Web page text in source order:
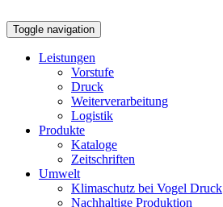
Toggle navigation
Leistungen
Vorstufe
Druck
Weiterverarbeitung
Logistik
Produkte
Kataloge
Zeitschriften
Umwelt
Klimaschutz bei Vogel Druck
Nachhaltige Produktion